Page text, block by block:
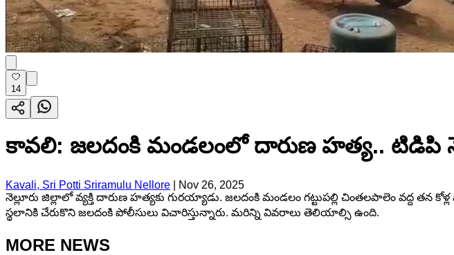
14
కావలి: జలదంకి మండలంలో దారుణ హత్య.. టిడిపి
Kavali, Sri Potti Sriramulu Nellore
Nov 26, 2025
నెల్లూరు జిల్లాలో వ్యక్తి దారుణ హత్యకు గురయ్యాడు. జలదంకి మండలం గట్టుపల్లి చింతలపాలెం వద్ద తన
స్థలానికి చేరుకొని జలదంకి పోలీసులు విచారిస్తున్నారు. మరిన్ని వివరాలు తెలియాల్సి ఉంది.
MORE NEWS